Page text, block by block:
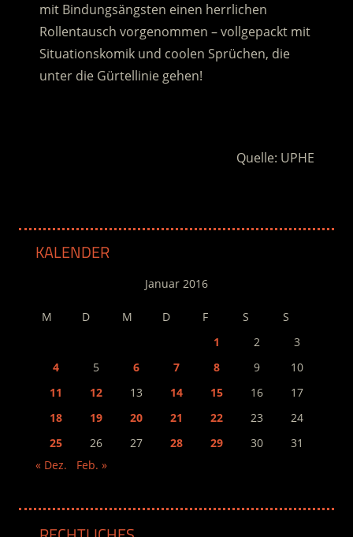
mit Bindungsängsten einen herrlichen
Rollentausch vorgenommen – vollgepackt mit
Situationskomik und coolen Sprüchen, die
unter die Gürtellinie gehen!
Quelle: UPHE
KALENDER
Januar 2016
M D M D F S
S
1
2
3
4
5 6 7 8 9
10
11
12 13 14 15 16
17
18
19 20 21 22 23
24
25
26 27 28 29 30
31
« Dez.
Feb. »